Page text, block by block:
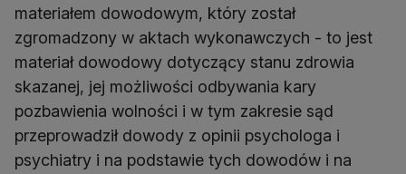
materiałem dowodowym, który został
zgromadzony w aktach wykonawczych - to jest
materiał dowodowy dotyczący stanu zdrowia
skazanej, jej możliwości odbywania kary
pozbawienia wolności i w tym zakresie sąd
przeprowadził dowody z opinii psychologa i
psychiatry i na podstawie tych dowodów i na